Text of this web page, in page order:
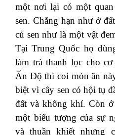
một nơi lại có một
sen. Chẳng hạn như ở
củ sen như là một vật
Tại Trung Quốc họ
làm trà thanh lọc cho
Ấn Độ thì coi món ăn
biệt vì cây sen có hội tụ
đất và không khí. Còn
một biểu tượng của sự
và thuần khiết nhưng